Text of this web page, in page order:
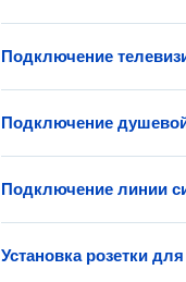
Подключение
Подключение
Подключение линии
Установка розетки